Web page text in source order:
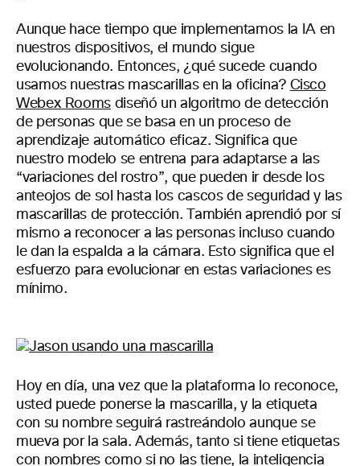
Aunque hace tiempo que implementamos la IA en
nuestros dispositivos, el mundo sigue
evolucionando. Entonces, ¿qué sucede cuando
usamos nuestras mascarillas en la oficina? Cisco
Webex Rooms diseñó un algoritmo de detección
de personas que se basa en un proceso de
aprendizaje automático eficaz. Significa que
nuestro modelo se entrena para adaptarse a las
“variaciones del rostro”, que pueden ir desde los
anteojos de sol hasta los cascos de seguridad y las
mascarillas de protección. También aprendió por sí
mismo a reconocer a las personas incluso cuando
le dan la espalda a la cámara. Esto significa que el
esfuerzo para evolucionar en estas variaciones es
mínimo.
Hoy en día, una vez que la plataforma lo reconoce,
usted puede ponerse la mascarilla, y la etiqueta
con su nombre seguirá rastreándolo aunque se
mueva por la sala. Además, tanto si tiene etiquetas
con nombres como si no las tiene, la inteligencia